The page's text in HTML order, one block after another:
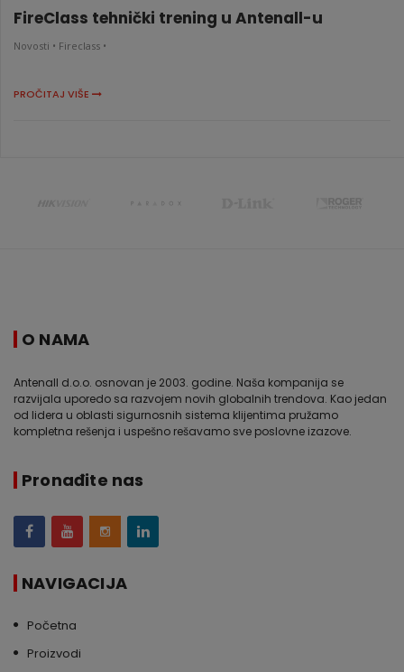
FireClass tehnički trening u Antenall-u
Novosti • Fireclass •
PROČITAJ VIŠE
O NAMA
Antenall d.o.o. osnovan je 2003. godine. Naša kompanija se
razvijala uporedo sa razvojem novih globalnih trendova. Kao jedan
od lidera u oblasti sigurnosnih sistema klijentima pružamo
kompletna rešenja i uspešno rešavamo sve poslovne izazove.
Pronađite nas
NAVIGACIJA
Početna
Proizvodi